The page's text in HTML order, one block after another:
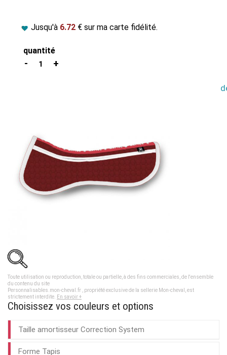
Jusqu'à 6.72 € sur ma carte fidélité.
quantité
1
Toute utilisation ou reproduction, totale ou partielle, à des fins commerciales, de l'ensemble
du contenu du site
Personnalisables.mon-cheval.fr , propriété exclusive de la sellerie Mon-cheval, est
strictement interdite.
En savoir +
Choisissez vos couleurs et options
Taille amortisseur Correction System
Forme Tapis